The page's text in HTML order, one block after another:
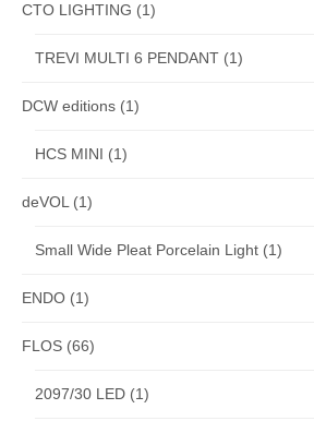
CTO LIGHTING (1)
TREVI MULTI 6 PENDANT (1)
DCW editions (1)
HCS MINI (1)
deVOL(1)
Small Wide Pleat Porcelain Light (1)
ENDO (1)
FLOS (66)
2097/30 LED (1)